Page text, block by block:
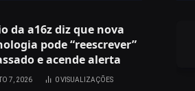
da a16z diz que nova
pode “reescrever”
e acende alerta
7, 2026 0VISUALIZAÇÕES